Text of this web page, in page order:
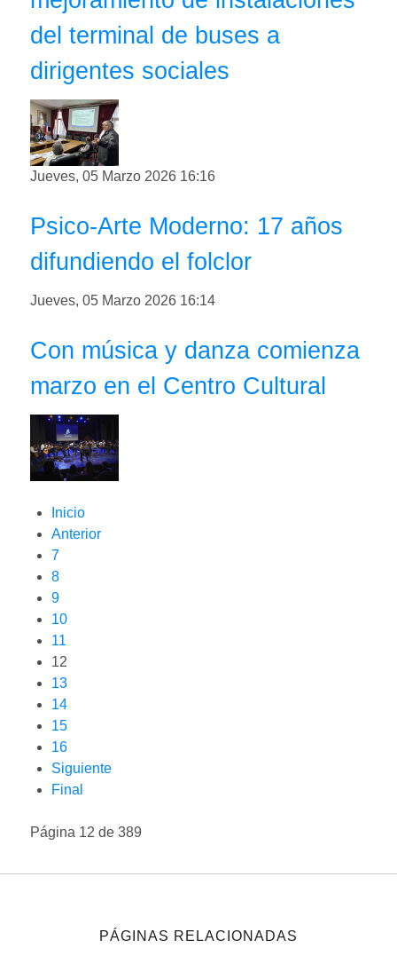
del terminal de buses a
dirigentes sociales
Jueves, 05 Marzo 2026 16:16
Psico-Arte Moderno: 17 años
difundiendo el folclor
Jueves, 05 Marzo 2026 16:14
Con música y danza comienza
marzo en el Centro Cultural
Inicio
Anterior
7
8
9
10
11
12
13
14
15
16
Siguiente
Final
Página 12 de 389
PÁGINAS RELACIONADAS